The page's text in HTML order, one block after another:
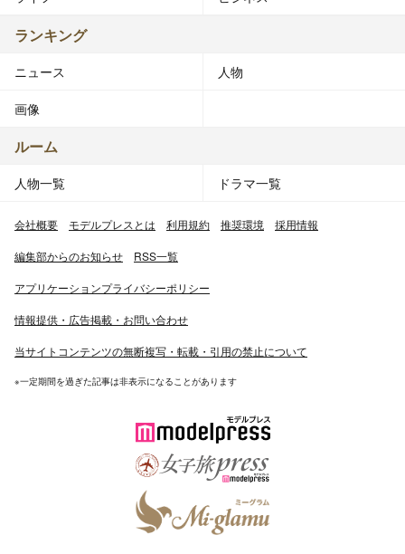
ランキング
ニュース 人物
画像
ルーム
人物一覧 ドラマ一覧
会社概要 モデルプレスとは 利用規約 推奨環境 採用情報
編集部からのお知らせ RSS一覧
アプリケーションプライバシーポリシー
情報提供・広告掲載・お問い合わせ
当サイトコンテンツの無断複写・転載・引用の禁止について
※一定期間を過ぎた記事は非表示になることがあります